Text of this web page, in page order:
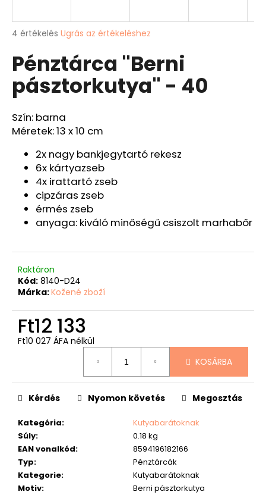
A
átlagos
értékelése
ből
4,8
csillag.
4 értékelés Ugrás az értékeléshez
Pénztárca "Berni
pásztorkutya" - 40
Szín: barna
Méretek: 13 x 10 cm
2x nagy bankjegytartó rekesz
6x kártyazseb
4x irattartó zseb
cipzáras zseb
érmés zseb
anyaga: kiváló minőségű csiszolt marhabőr
Raktáron
Kód: 8140-D24
Márka:Kožené zboží
Ft12 133
Ft10 027 ÁFA nélkül
KOSÁRBA
Kategória:
Kutyabarátoknak
Súly:
0.18 kg
EAN vonalkód:
8594196182166
Typ:
Pénztárcák
Kategorie:
Kutyabarátoknak
Motiv: Berni pásztorkutya
Kérdés Nyomon követés Megosztás
A
á
n
j
u
k
BŐRÖV
"PONTY"
Ft9
527